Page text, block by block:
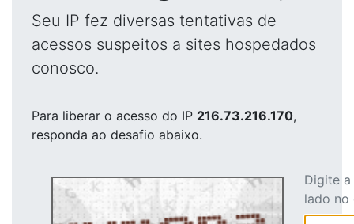
Seu IP fez diversas tentativas de
acessos suspeitos a sites hospedados
conosco.
Para liberar o acesso do IP 216.73.216.170,
responda ao desafio abaixo.
Digite
lado no